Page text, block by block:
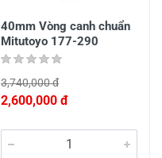
40mm Vòng canh chuẩn
Mitutoyo 177-290
3,740,000 đ
2,600,000 đ